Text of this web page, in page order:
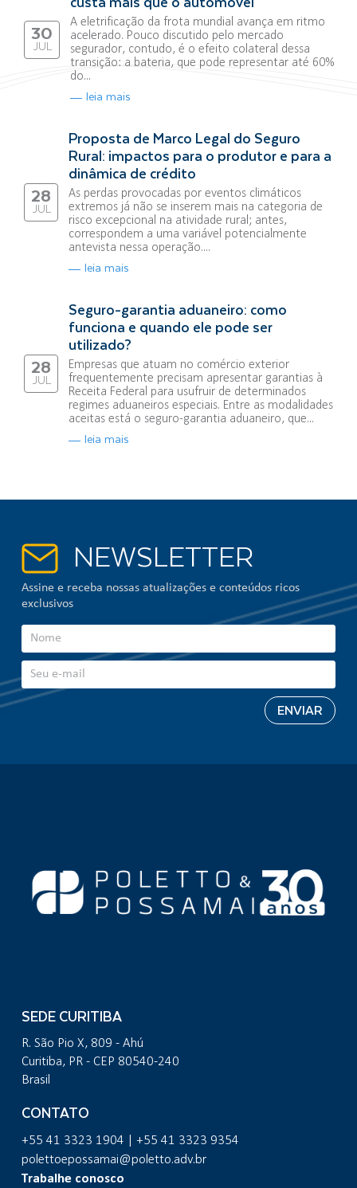
30
JUL
A eletrificação da frota mundial avança em ritmo
acelerado. Pouco discutido pelo mercado
segurador, contudo, é o efeito colateral dessa
transição: a bateria, que pode representar até 60%
do...
leia mais
28
JUL
Proposta de Marco Legal do Seguro
Rural: impactos para o produtor e para a
dinâmica de crédito
As perdas provocadas por eventos climáticos
extremos já não se inserem mais na categoria de
risco excepcional na atividade rural; antes,
correspondem a uma variável potencialmente
antevista nessa operação....
leia mais
28
JUL
Seguro-garantia aduaneiro: como
funciona e quando ele pode ser
utilizado?
Empresas que atuam no comércio exterior
frequentemente precisam apresentar garantias à
Receita Federal para usufruir de determinados
regimes aduaneiros especiais. Entre as modalidades
aceitas está o seguro-garantia aduaneiro, que...
leia mais
NEWSLETTER
Assine e receba nossas atualizações e conteúdos ricos
exclusivos
SEDE CURITIBA
R. São Pio X, 809 - Ahú
Curitiba, PR - CEP 80540-240
Brasil
CONTATO
+55 41 3323 1904 | +55 41 3323 9354
polettoepossamai@poletto.adv.br
Trabalhe conosco